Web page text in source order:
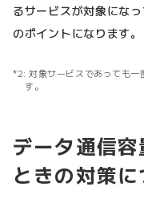
るサービスが対象にな
のポイントになります。
対象サービスであっても一
す。
データ通信
ときの対策